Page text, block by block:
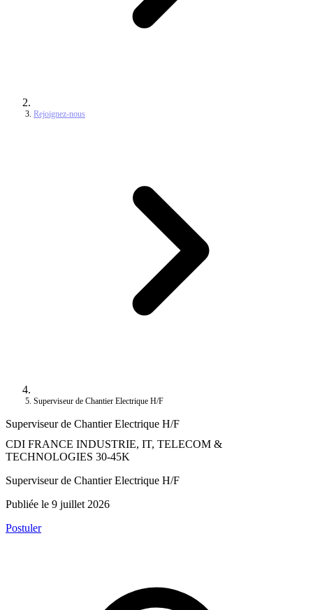
Rejoignez-nous
Superviseur de Chantier Electrique H/F
Superviseur de Chantier Electrique H/F
CDI FRANCE INDUSTRIE, IT, TELECOM &
TECHNOLOGIES 30-45K
Superviseur de Chantier Electrique H/F
Publiée le 9 juillet 2026
Postuler